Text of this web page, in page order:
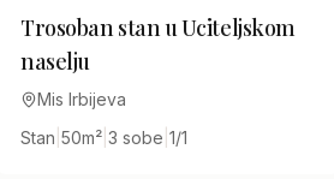
600€
Trosoban stan u Uciteljskom
naselju
Mis Irbijeva